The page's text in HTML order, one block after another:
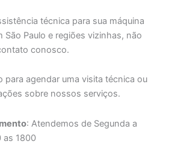
técnica para sua máquina
São Paulo e regiões vizinhas, não
conosco.
para agendar uma visita técnica ou
sobre nossos serviços.
: Atendemos de Segunda a
as 1800